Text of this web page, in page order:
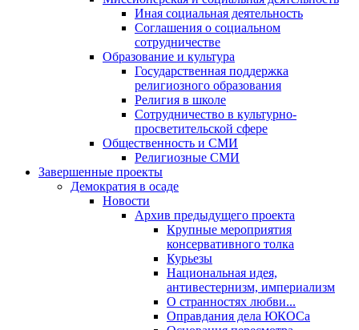
Иная социальная деятельность
Соглашения о социальном
сотрудничестве
Образование и культура
Государственная поддержка
религиозного образования
Религия в школе
Сотрудничество в культурно-
просветительской сфере
Общественность и СМИ
Религиозные СМИ
Завершенные проекты
Демократия в осаде
Новости
Архив предыдущего проекта
Крупные мероприятия
консервативного толка
Курьезы
Национальная идея,
антивестернизм, империализм
О странностях любви...
Оправдания дела ЮКОСа